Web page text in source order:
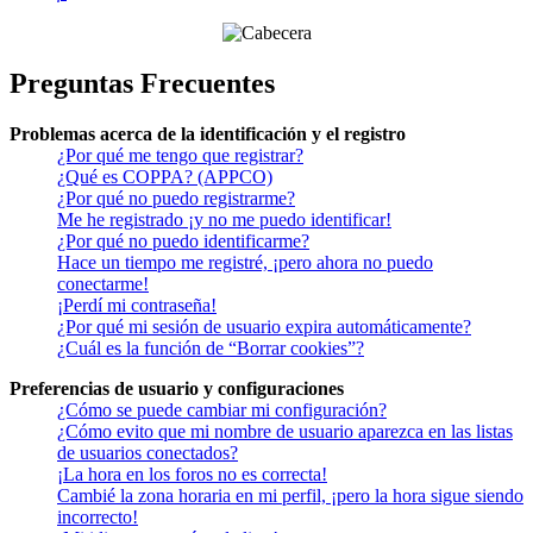
Preguntas Frecuentes
Problemas acerca de la identificación y el registro
¿Por qué me tengo que registrar?
¿Qué es COPPA? (APPCO)
¿Por qué no puedo registrarme?
Me he registrado ¡y no me puedo identificar!
¿Por qué no puedo identificarme?
Hace un tiempo me registré, ¡pero ahora no puedo
conectarme!
¡Perdí mi contraseña!
¿Por qué mi sesión de usuario expira automáticamente?
¿Cuál es la función de “Borrar cookies”?
Preferencias de usuario y configuraciones
¿Cómo se puede cambiar mi configuración?
¿Cómo evito que mi nombre de usuario aparezca en las listas
de usuarios conectados?
¡La hora en los foros no es correcta!
Cambié la zona horaria en mi perfil, ¡pero la hora sigue siendo
incorrecto!